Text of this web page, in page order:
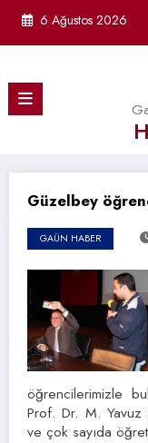
6 Ağustos 2026
Güzelbey
GAÜN HABER
öğrencilerimizle
Prof. Dr. M. Yavuz
ve çok sayıda